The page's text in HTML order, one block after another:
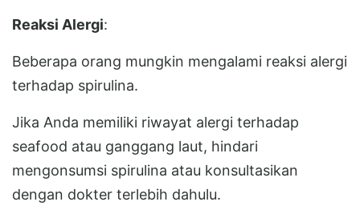
Reaksi Alergi:
Beberapa orang mungkin mengalami reaksi alergi
terhadap spirulina.
Jika Anda memiliki riwayat alergi terhadap
seafood atau ganggang laut, hindari
mengonsumsi spirulina atau konsultasikan
dengan dokter terlebih dahulu.